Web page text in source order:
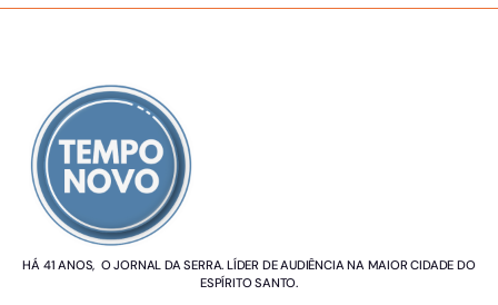
HÁ 41 ANOS, O JORNAL DA SERRA. LÍDER DE AUDIÊNCIA NA MAIOR CIDADE DO
ESPÍRITO SANTO.